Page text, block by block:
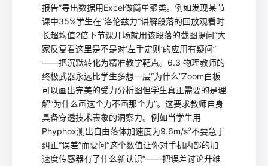
报告”导出数据用Excel做简单聚类。例如发现某节
课中35%学生在“洛伦兹力”讲解段落的回放观看时
长超均值2倍下节课开场就用该段落的截图提问“大
家反复看这里是不是对‘左手定则’的应用有疑问”
——把沉默转化为精准教学靶点。6.3 物理教师的
终极武器永远比学生多想一层“为什么”Zoom白板
可以画出完美的受力分析图但学生真正需要的是理
解“为什么画这个力不画那个力”。这要求教师自身
具备穿透技术表象的洞察力。例如当学生用
Phyphox测出自由落体加速度为9.6m/s²不要急于
纠正“误差”而要问“这个数值让你对手机内部的加
速度传感器有了什么新认识”——把误差讨论升维